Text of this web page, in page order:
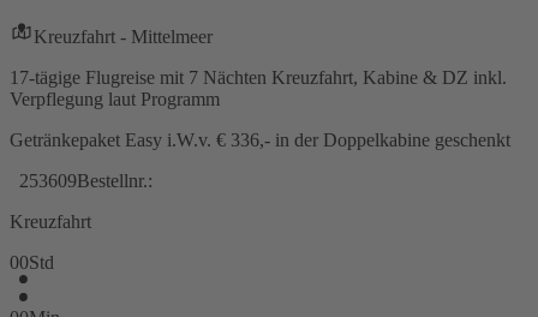
Kreuzfahrt - Mittelmeer
17-tägige Flugreise mit 7 Nächten Kreuzfahrt, Kabine & DZ inkl.
Verpflegung laut Programm
Getränkepaket Easy i.W.v. € 336,- in der Doppelkabine geschenkt
253609Bestellnr.:
Kreuzfahrt
00Std